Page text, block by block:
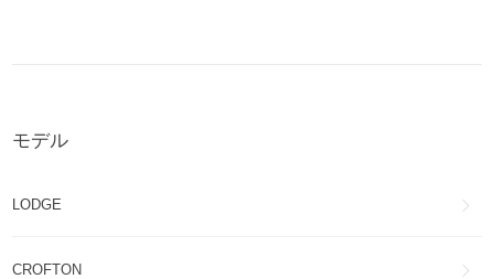
CANADA GOOSE
CANADA GOOSE
モデル
LODGE
CROFTON